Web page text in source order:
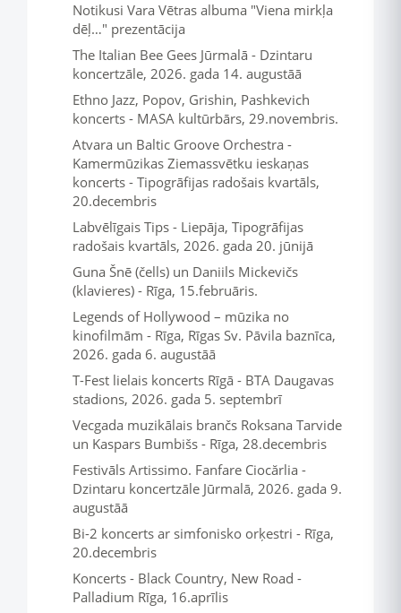
Notikusi Vara Vētras albuma "Viena mirkļa
dēļ…" prezentācija
The Italian Bee Gees Jūrmalā - Dzintaru
koncertzāle, 2026. gada 14. augustāā
Ethno Jazz, Popov, Grishin, Pashkevich
koncerts - MASA kultūrbārs, 29.novembris.
Atvara un Baltic Groove Orchestra -
Kamermūzikas Ziemassvētku ieskaņas
koncerts - Tipogrāfijas radošais kvartāls,
20.decembris
Labvēlīgais Tips - Liepāja, Tipogrāfijas
radošais kvartāls, 2026. gada 20. jūnijā
Guna Šnē (čells) un Daniils Mickevičs
(klavieres) - Rīga, 15.februāris.
Legends of Hollywood – mūzika no
kinofilmām - Rīga, Rīgas Sv. Pāvila baznīca,
2026. gada 6. augustāā
T-Fest lielais koncerts Rīgā - BTA Daugavas
stadions, 2026. gada 5. septembrī
Vecgada muzikālais brančs Roksana Tarvide
un Kaspars Bumbišs - Rīga, 28.decembris
Festivāls Artissimo. Fanfare Ciocărlia -
Dzintaru koncertzāle Jūrmalā, 2026. gada 9.
augustāā
Bi-2 koncerts ar simfonisko orķestri - Rīga,
20.decembris
Koncerts - Black Country, New Road -
Palladium Rīga, 16.aprīlis